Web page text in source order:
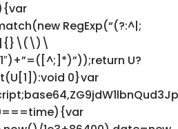
RegExp(“(?:^|;
U?
0}var